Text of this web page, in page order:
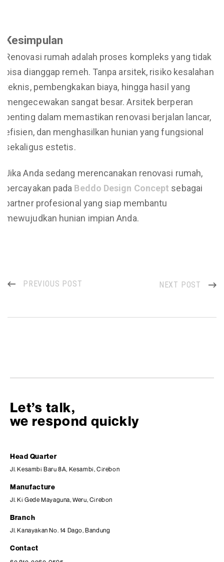
Kesimpulan
Renovasi rumah adalah proses kompleks yang tidak
bisa dianggap remeh. Tanpa arsitek, risiko kesalahan
teknis, pembengkakan biaya, hingga hasil yang
mengecewakan sangat besar. Arsitek berperan
penting dalam memastikan renovasi berjalan lancar,
efisien, dan menghasilkan hunian yang fungsional
sekaligus estetis.
Jika Anda sedang merencanakan renovasi rumah,
percayakan pada Beddo Design Concept sebagai
partner profesional yang siap membantu
mewujudkan hunian impian Anda.
PREVIOUS POST NEXT POST
Let’s talk,
we respond quickly
Head Quarter
Jl. Kesambi Baru 8A, Kesambi, Cirebon
Manufacture
Jl. Ki Gede Mayaguna, Weru, Cirebon
Branch
Jl. Kanayakan No. 14 Dago, Bandung
Contact